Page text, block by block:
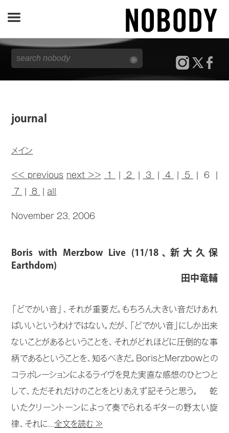
JOURNAL
SPECIAL
REPORT
journal
メイン
<< previous next >> 1 2 3 4 5
| 6 |
7
8 |all
November 23, 2006
Boris with Merzbow Live (11/18、新大久保
Earthdom)
田中竜輔
「どでかい音」、それが重要だ。もちろん大きい音だけあれ
ばいいというわけではない。だが、「どでかい音」にしか出来
ないことがあるということを、それがどれほどに圧倒的な事
柄であるということを、知るべきだ。BorisとMerzbowとの
コラボレーションによるライヴを見た実直な感想のひとつと
して、ただそれだけのことをとりあえず記そうと思う。 乾
いたクリーントーンによって奏でられるギターの野太い旋
律、それに...全文を読む ≫